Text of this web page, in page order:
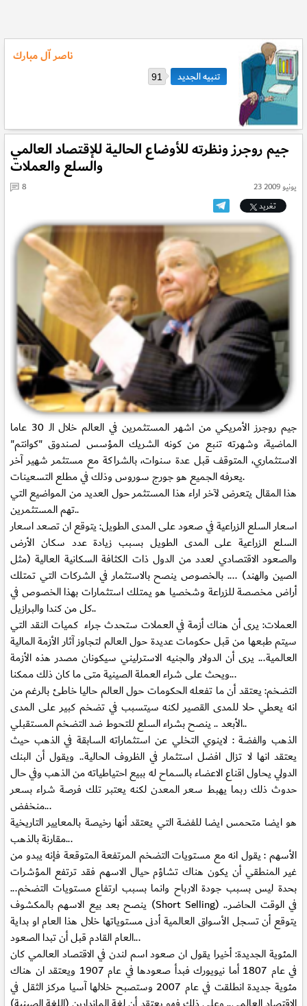
ناصر اّل مبارك
91
جيم روجرز ونظرته للأوضاع الحالية للإقتصاد العالمي
والسلع والعملات
23 يونيو 2009
8
تغريد
جيم روجرز الأمريكي من اشهر المستثمرين في العالم خلال الـ 30 عاما
الماضية، وشهرته تنبع من كونه الشريك المؤسس لصندوق "كوانتم"
الاستثماري، المتوقف قبل عدة سنوات، بالشراكة مع مستثمر شهير آخر
يعرفه الجميع هو جورج سوروس وذلك في مطلع التسعينات.
هذا المقال يتعرض لآخر اراء هذا المستثمر حول العديد من المواضيع التي
تهم المستثمرين..
اسعار السلع الزراعية في صعود على المدى الطويل:يتوقع ان تصعد اسعار
السلع الزراعية على المدى الطويل بسبب زيادة عدد سكان الأرض
والصعود الاقتصادي لعدد من الدول ذات الكثافة السكانية العالية (مثل
الصين والهند) .... بالخصوص ينصح بالاستثمار في الشركات التي تمتلك
أراض مخصصة للزراعة وشخصيا هو يمتلك استثمارات بهذا الخصوص في
كل من كندا والبرازيل..
العملات:يرى أن هناك أزمة في العملات ستحدث جراء كميات النقد التي
سيتم طبعها من قبل حكومات عديدة حول العالم لتجاوز آثار الأزمة المالية
العالمية... يرى أن الدولار والجنيه الاسترليني سيكونان مصدر هذه الأزمة
ويحث على شراء العملة الصينية متى ما كان ذلك ممكنا...
التضخم:يعتقد أن ما تفعله الحكومات حول العالم حاليا خاطئ بالرغم من
انه يعطي حلا للمدى القصير لكنه سيتسبب في تضخم كبير على المدى
الأبعد .. ينصح بشراء السلع للتحوط ضد التضخم المستقبلي..
الذهب والفضة : لاينوي التخلي عن استثماراته السابقة في الذهب حيث
يعتقد انها لا تزال افضل استثمار في الظروف الحالية.. ويقول أن البنك
الدولي يحاول اقناع الاعضاء بالسماح له ببيع احتياطياته من الذهب وفي حال
حدوث ذلك ربما يهبط سعر المعدن لكنه يعتبر تلك فرصة شراء بسعر
منخفض...
هو ايضا متحمس ايضا للفضة التي يعتقد أنها رخيصة بالمعايير التاريخية
مقارنة بالذهب...
الأسهم :يقول انه مع مستويات التضخم المرتفعة المتوقعة فإنه يبدو من
غير المنطقي أن يكون هناك تشاؤم حيال الاسهم فقد ترتفع المؤشرات
بحدة ليس بسبب جودة الارباح وانما بسبب ارتفاع مستويات التضخم...
ينصح بعد بيع الاسهم بالمكشوف (Short Selling) في الوقت الحاضر..
يتوقع أن تسجل الأسواق العالمية أدنى مستوياتها خلال هذا العام او بداية
العام القادم قبل أن تبدا الصعود...
المئوية الجديدة:أخيرا يقول ان صعود اسم لندن في الاقتصاد العالمي كان
في عام 1807 أما نيويورك فبدأ صعودها في عام 1907 ويعتقد ان هناك
مئوية جديدة انطلقت في عام 2007 وستصبح خلالها آسيا مركز الثقل في